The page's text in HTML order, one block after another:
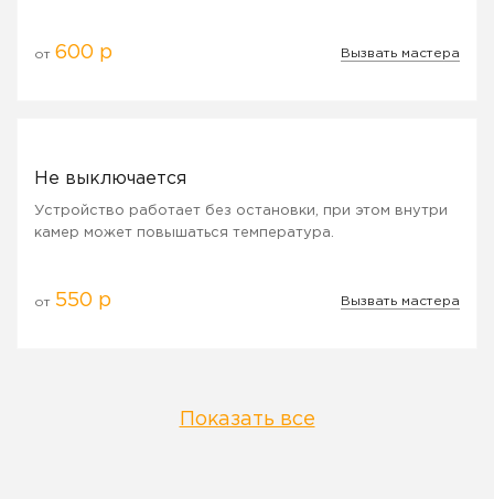
от 600 р Вызвать мастера
Не выключается
Устройство работает без остановки, при этом внутри
камер может повышаться температура.
от 550 р Вызвать мастера
Показать все